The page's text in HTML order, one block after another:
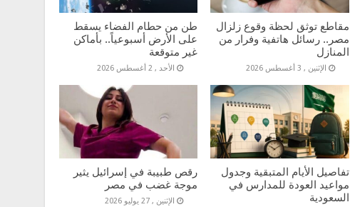
مقاطع توثق لحظة وقوع زلزال
مصر.. رسائل هاتفية وفرار من
المنازل
الإثنين , 3 أغسطس 2026
طن من حطام الفضاء يسقط
على الأرض أسبوعياً.. بأماكن
غير متوقعة
الأحد , 2 أغسطس 2026
تفاصيل الأيام المتبقية وجدول
مواعيد العودة للمدارس في
السعودية
رقص طبيبة في إسرائيل يثير
موجة غضب في مصر
الإثنين , 27 يوليو 2026